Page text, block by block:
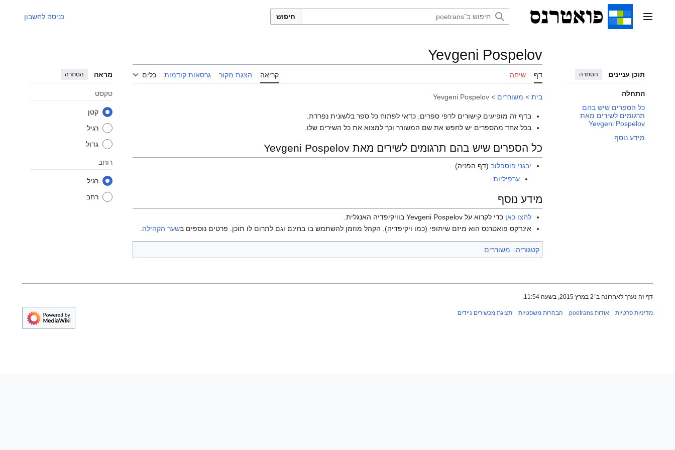
תפריט ראשי חיפוש כניסה לחשבון
תוכן עניינים הסתרה
התחלה
כל הספרים שיש בהם
תרגומים לשירים מאת
Yevgeni Pospelov
מידע נוסף
Yevgeni Pospelov
דף שיחה קריאה הצגת מקור גרסאות קודמות כלים מראה הסתרה
טקסט
קטן
רגיל
גדול
רוחב
רגיל
רחב
בית > משוררים >
Yevgeni Pospelov
בדף זה מופיעים קישורים לדפי ספרים. כדאי לפתוח כל ספר בלשונית נפרדת.
בכל אחד מהספרים יש לחפש את שם המשורר וכך למצוא את כל השירים שלו.
כל הספרים שיש בהם תרגומים לשירים מאת Yevgeni Pospelov
יבגני פוספלוב (דף הפניה)
ערפיליות
מידע נוסף
לחצו כאן כדי לקרוא על Yevgeni Pospelov בוויקיפדיה האנגלית.
אינדקס פואטרנס הוא מיזם שיתופי (כמו ויקיפדיה). הקהל מוזמן להשתמש בו בחינם וגם לתרום לו תוכן. פרטים נוספים בשער הקהילה
קטגוריה: משוררים
דף זה נערך לאחרונה ב־2 במרץ 2015, בשעה 11:54.
מדיניות פרטיות אודות poetrans הבהרות משפטיות תצוגת מכשירים ניידים